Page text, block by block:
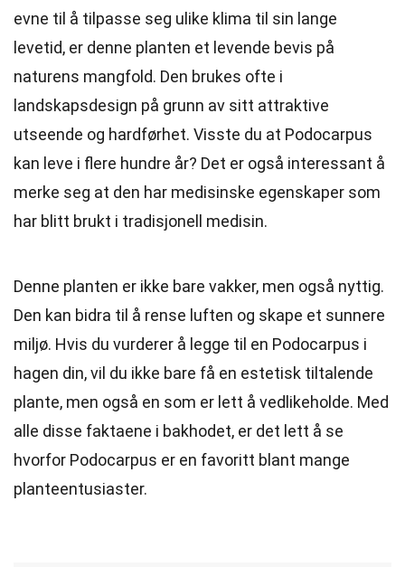
evne til å tilpasse seg ulike klima til sin lange
levetid, er denne planten et levende bevis på
naturens mangfold. Den brukes ofte i
landskapsdesign på grunn av sitt attraktive
utseende og hardførhet. Visste du at Podocarpus
kan leve i flere hundre år? Det er også interessant å
merke seg at den har medisinske egenskaper som
har blitt brukt i tradisjonell medisin.
Denne planten er ikke bare vakker, men også nyttig.
Den kan bidra til å rense luften og skape et sunnere
miljø. Hvis du vurderer å legge til en Podocarpus i
hagen din, vil du ikke bare få en estetisk tiltalende
plante, men også en som er lett å vedlikeholde. Med
alle disse faktaene i bakhodet, er det lett å se
hvorfor Podocarpus er en favoritt blant mange
planteentusiaster.